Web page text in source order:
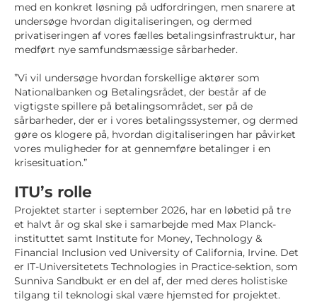
med en konkret løsning på udfordringen, men snarere at
undersøge hvordan digitaliseringen, og dermed
privatiseringen af vores fælles betalingsinfrastruktur, har
medført nye samfundsmæssige sårbarheder.
”Vi vil undersøge hvordan forskellige aktører som
Nationalbanken og Betalingsrådet, der består af de
vigtigste spillere på betalingsområdet, ser på de
sårbarheder, der er i vores betalingssystemer, og dermed
gøre os klogere på, hvordan digitaliseringen har påvirket
vores muligheder for at gennemføre betalinger i en
krisesituation.”
ITU’s rolle
Projektet starter i september 2026, har en løbetid på tre
et halvt år og skal ske i samarbejde med Max Planck-
instituttet samt Institute for Money, Technology &
Financial Inclusion ved University of California, Irvine. Det
er IT-Universitetets Technologies in Practice-sektion, som
Sunniva Sandbukt er en del af, der med deres holistiske
tilgang til teknologi skal være hjemsted for projektet.